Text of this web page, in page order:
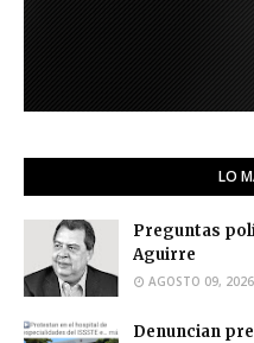
LO
Preguntas
Aguirre
AGOSTO 09, 2026
Denuncian